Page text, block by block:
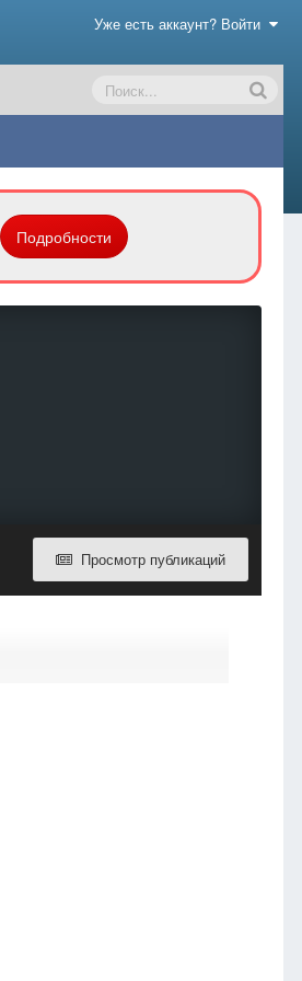
Уже есть аккаунт? Войти
Подробности
Просмотр публикаций